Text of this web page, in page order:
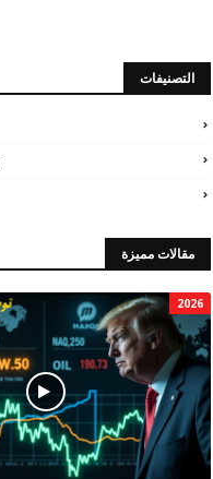
التصنيفات
مقالات مميزة
2026